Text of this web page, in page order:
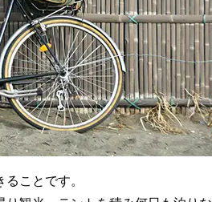
転車4つ
もう
ことです。